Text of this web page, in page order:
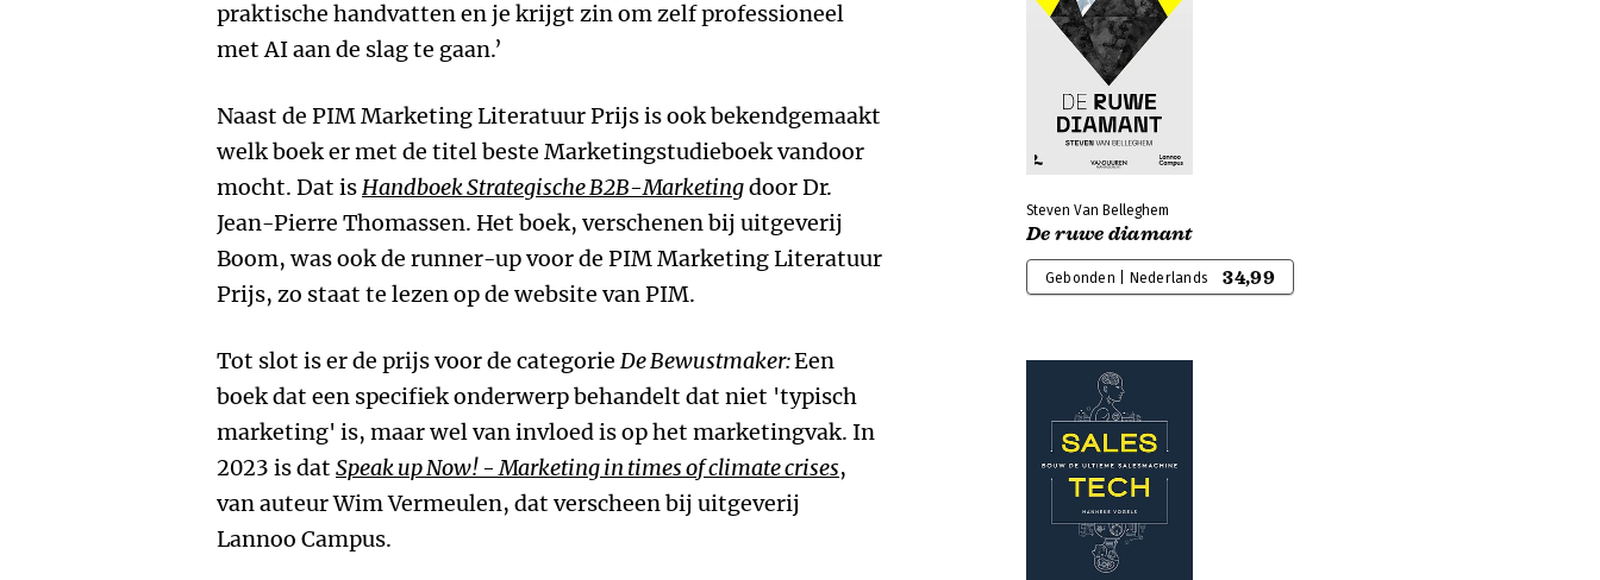
praktische handvatten en je krijgt zin om zelf professioneel
met AI aan de slag te gaan.’
Naast de PIM Marketing Literatuur Prijs is ook bekendgemaakt
welk boek er met de titel beste Marketingstudieboek vandoor
mocht. Dat isHandboek Strategische B2B-Marketingdoor Dr.
Jean-Pierre Thomassen. Het boek, verschenen bij uitgeverij
Boom, was ook de runner-up voor de PIM Marketing Literatuur
Prijs, zo staat te lezen op de website van PIM.
Tot slot is er de prijs voor de categorie De Bewustmaker:Een
boek dat een specifiek onderwerp behandelt dat niet 'typisch
marketing' is, maar wel van invloed is op het marketingvak. In
2023 is dat Speak up Now! - Marketing in times of climate crises,
van auteur Wim Vermeulen, dat verscheen bij uitgeverij
Lannoo Campus.
Steven Van Belleghem
De ruwe diamant
Gebonden | Nederlands 34,99